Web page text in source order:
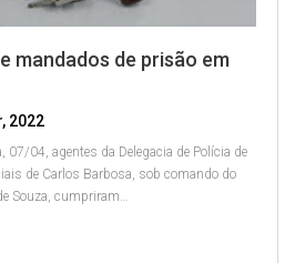
mandados de prisão em
2022
07/04, agentes da Delegacia de Polícia de
de Carlos Barbosa, sob comando do
Souza, cumpriram…